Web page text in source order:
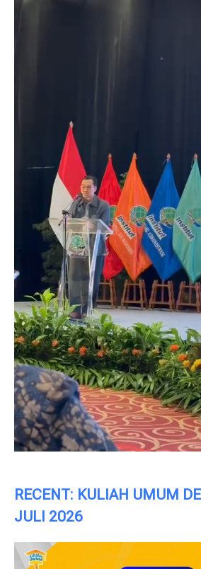
RECENT: KULIAH UMUM
JULI 2026